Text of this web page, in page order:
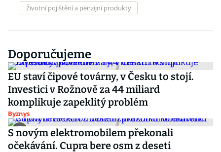
Životní pojištění a penzijní produkty
Doporučujeme
EU staví čipové továrny, v Česku to stojí.
Investici v Rožnově za 44 miliard
komplikuje zapeklitý problém
Byznys
S novým elektromobilem překonali
očekávání. Cupra bere osm z deseti